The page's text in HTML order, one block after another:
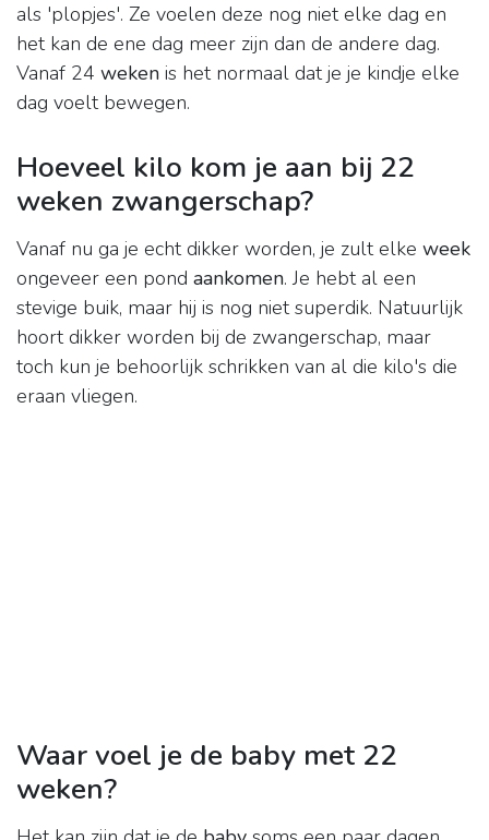
als 'plopjes'. Ze voelen deze nog niet elke dag en
het kan de ene dag meer zijn dan de andere dag.
Vanaf 24 weken is het normaal dat je je kindje elke
dag voelt bewegen.
Hoeveel kilo kom je aan bij 22
weken zwangerschap?
Vanaf nu ga je echt dikker worden, je zult elke week
ongeveer een pond aankomen. Je hebt al een
stevige buik, maar hij is nog niet superdik. Natuurlijk
hoort dikker worden bij de zwangerschap, maar
toch kun je behoorlijk schrikken van al die kilo's die
eraan vliegen.
Waar voel je de baby met 22
weken?